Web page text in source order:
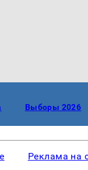
Выборы 2026
Реклама на